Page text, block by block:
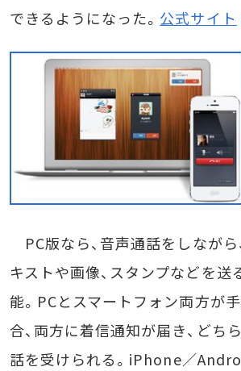
できるようになった。 公式サイト
PC版なら、音声通話をしながら
キストや画像、スタンプなどを送
能。PCとスマートフォン両方が
合、両方に着信通知が届き、どち
話を受けられる。iPhone／